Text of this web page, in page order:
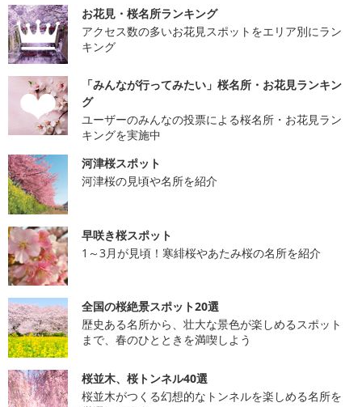
お花見・桜名所ランキング
アクセス数の多いお花見スポットをエリア別にラン
キング
「みんなが行ってみたい」桜名所・お花見ランキン
グ
ユーザーのみんなの投票による桜名所・お花見ラン
キングを実施中
河津桜スポット
河津桜の見頃や名所を紹介
早咲き桜スポット
1～3月が見頃！寒緋桜やあたみ桜の名所を紹介
全国の桜絶景スポット20選
歴史ある名所から、壮大な景色が楽しめるスポット
まで、春のひとときを満喫しよう
桜並木、桜トンネル40選
桜並木がつくる幻想的なトンネルを楽しめる名所を